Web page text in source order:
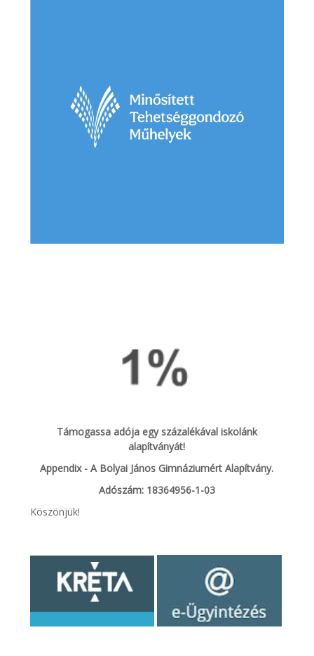
Támogassa adója egy százalékával iskolánk
alapítványát!
Appendix - A Bolyai János Gimnáziumért Alapítvány.
Adószám: 18364956-1-03
Köszönjük!